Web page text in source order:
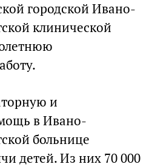
городской Ивано-
клинической
и
в Ивано-
больнице
детей. Из них 70 000